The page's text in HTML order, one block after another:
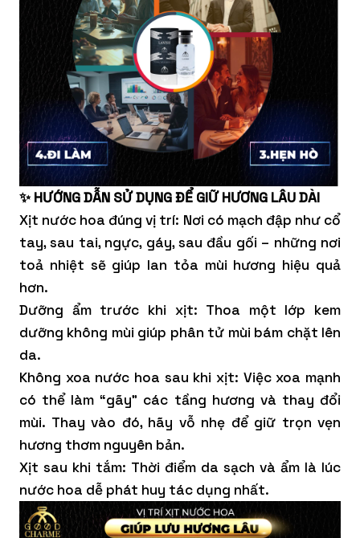
✨ HƯỚNG DẪN SỬ DỤNG ĐỂ GIỮ HƯƠNG LÂU DÀI
Xịt nước hoa đúng vị trí: Nơi có mạch đập như cổ
tay, sau tai, ngực, gáy, sau đầu gối – những nơi
toả nhiệt sẽ giúp lan tỏa mùi hương hiệu quả
hơn.
Dưỡng ẩm trước khi xịt: Thoa một lớp kem
dưỡng không mùi giúp phân tử mùi bám chặt lên
da.
Không xoa nước hoa sau khi xịt: Việc xoa mạnh
có thể làm “gãy” các tầng hương và thay đổi
mùi. Thay vào đó, hãy vỗ nhẹ để giữ trọn vẹn
hương thơm nguyên bản.
Xịt sau khi tắm: Thời điểm da sạch và ẩm là lúc
nước hoa dễ phát huy tác dụng nhất.